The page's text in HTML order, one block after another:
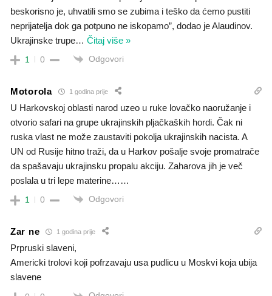
beskorisno je, uhvatili smo se zubima i teško da ćemo pustiti
neprijatelja dok ga potpuno ne iskopamo”, dodao je Alaudinov.
Ukrajinske trupe… Čitaj više »
1 0 Odgovori
Motorola 1 godina prije
U Harkovskoj oblasti narod uzeo u ruke lovačko naoružanje i
otvorio safari na grupe ukrajinskih pljačkaških hordi. Čak ni
ruska vlast ne može zaustaviti pokolja ukrajinskih nacista. A
UN od Rusije hitno traži, da u Harkov pošalje svoje promatrače
da spašavaju ukrajinsku propalu akciju. Zaharova jih je več
poslala u tri lepe materine……
1 0 Odgovori
Zar ne 1 godina prije
Prpruski slaveni,
Americki trolovi koji pofrzavaju usa pudlicu u Moskvi koja ubija
slavene